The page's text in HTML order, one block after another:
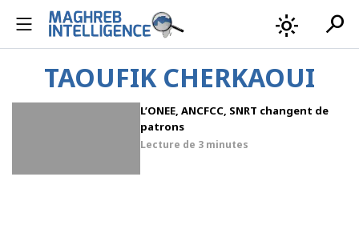
light_mode search
TAOUFIK CHERKAOUI
L’ONEE, ANCFCC, SNRT changent de
patrons
Lecture de 3 minutes